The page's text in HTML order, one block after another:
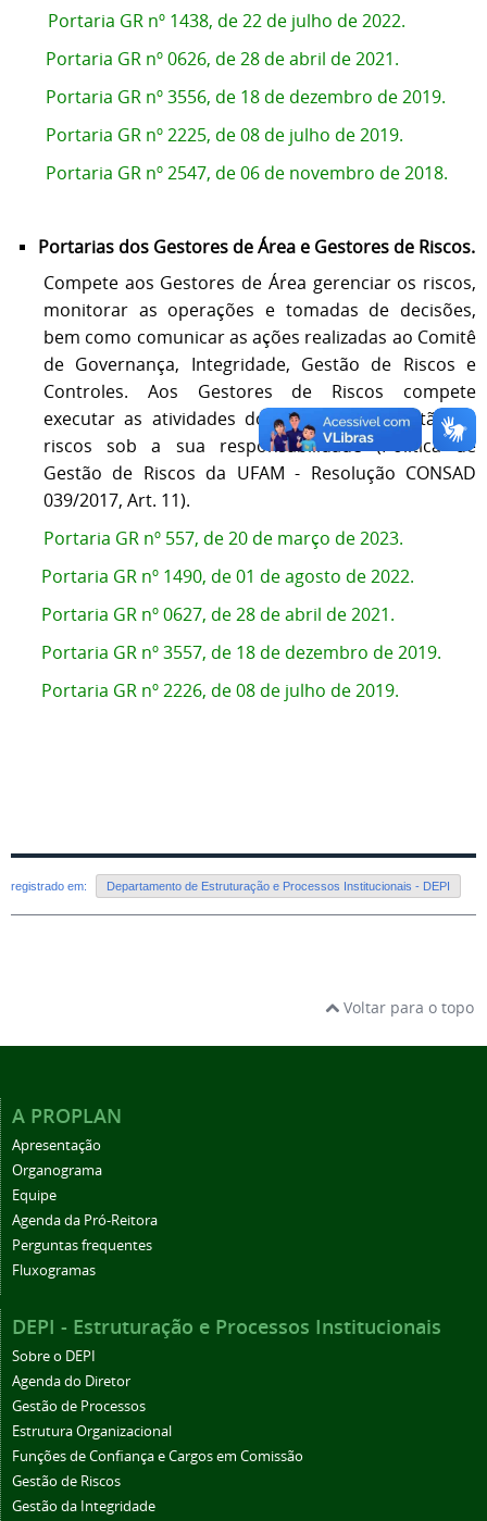
Portaria GR nº 1438, de 22 de julho de 2022.
Portaria GR nº 0626, de 28 de abril de 2021.
Portaria GR nº 3556, de 18 de dezembro de 2019.
Portaria GR nº 2225, de 08 de julho de 2019.
Portaria GR nº 2547, de 06 de novembro de 2018.
Portarias dos Gestores de Área e Gestores de Riscos.
Compete aos Gestores de Área gerenciar os riscos,
monitorar as operações e tomadas de decisões,
bem como comunicar as ações realizadas ao Comitê
de Governança, Integridade, Gestão de Riscos e
Controles. Aos Gestores de Riscos compete
executar as atividades do processo de gestão de
riscos sob a sua responsabilidade (Política de
Gestão de Riscos da UFAM - Resolução CONSAD
039/2017, Art. 11).
Portaria GR nº 557, de 20 de março de 2023.
Portaria GR nº 1490, de 01 de agosto de 2022.
Portaria GR nº 0627, de 28 de abril de 2021.
Portaria GR nº 3557, de 18 de dezembro de 2019.
Portaria GR nº 2226, de 08 de julho de 2019.
registrado em: Departamento de Estruturação e Processos Institucionais - DEPI
Voltar para o topo
A PROPLAN
Apresentação
Organograma
Equipe
Agenda da Pró-Reitora
Perguntas frequentes
Fluxogramas
DEPI - Estruturação e Processos Institucionais
Sobre o DEPI
Agenda do Diretor
Gestão de Processos
Estrutura Organizacional
Funções de Confiança e Cargos em Comissão
Gestão de Riscos
Gestão da Integridade